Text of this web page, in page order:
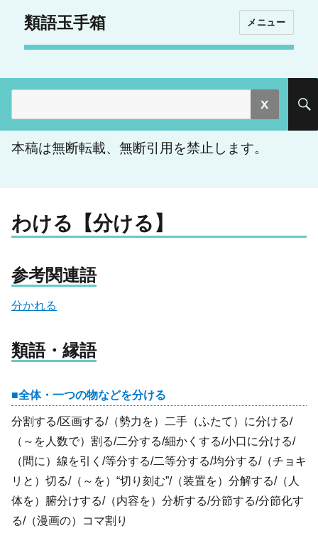
類語玉手箱 メニュー
索:
本稿は無断転載、無断引用を禁止します。
わける【分ける】
参考関連語
分かれる
類語・縁語
全体・一つの物などを分ける
分割する/区画する/（勢力を）二手（ふたて）に分ける/
（～を人数で）割る/二分する/細かくする/小口に分ける/
（間に）線を引く/等分する/二等分する/均分する/（チョキ
リと）切る/（～を）“切り刻む”/（装置を）分解する/（人
体を）腑分けする/（内容を）分析する/分節する/分節化す
る/（漫画の）コマ割り